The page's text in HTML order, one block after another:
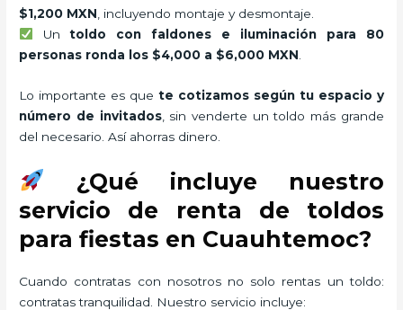
$1,200 MXN , incluyendo montaje y desmontaje.
Untoldo con faldones e iluminación para 80
personas ronda los $4,000 a $6,000 MXN
Lo importante es quete cotizamos según tu espacio y
número de invitados, sin venderte un toldo más grande
del necesario. Así ahorras dinero.
¿Qué incluye nuestro
servicio de renta de toldos
para fiestas en Cuauhtemoc?
Cuando contratas con nosotros no solo rentas un toldo:
contratas tranquilidad. Nuestro servicio incluye: